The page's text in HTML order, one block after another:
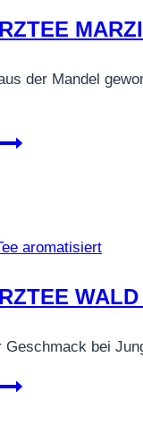
der Mandel
aromatisiert
Geschmack bei